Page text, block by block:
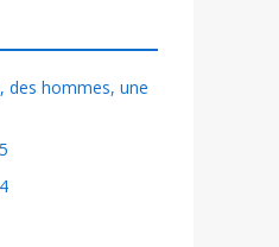
des hommes, une